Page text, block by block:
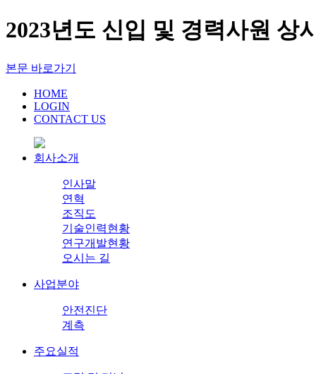
2023년도 신입 및 경력사원 상
본문 바로가기
HOME
LOGIN
CONTACT US
회사소개
인사말
연혁
조직도
기술인력현황
연구개발현황
오시는 길
사업분야
안전진단
계측
주요실적